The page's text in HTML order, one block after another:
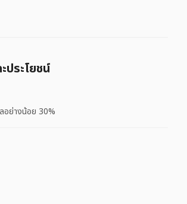
ระโยชน์
อย่างน้อย 30%